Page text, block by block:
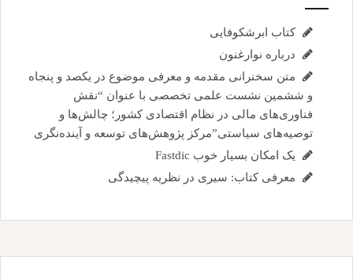
کتاب ابرشکوفایی
درباره نوارغنون
متن سخنرانی مقدمه و معرفی موضوع در یکصد و پنجاه
و ششمین نشست علمی تخصصی با عنوان “نقش
فناوری‌های مالی در نظام اقتصادی کشور؛ چالش‌ها و
توصیه‌های سیاستی”مرکز پژوهش‌های توسعه و آینده‌نگری
یک امکان بسیار خوب Fastdic
معرفی کتاب: سیری در نظریه پیچیدگی